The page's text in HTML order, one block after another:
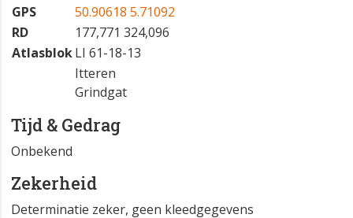
GPS
50.90618 5.71092
RD
177,771 324,096
AtlasblokLI 61-18-13
Itteren
Grindgat
Tijd & Gedrag
Onbekend
Zekerheid
Determinatie zeker, geen kleedgegevens